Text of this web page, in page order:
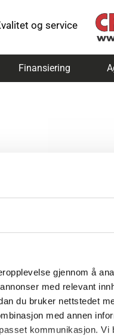
gjennom å
med relevant
du bruker nettstedet
med annen
kommunikasjon. Vi
og service
Finansiering